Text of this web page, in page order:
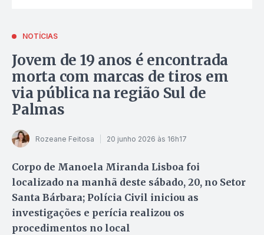
NOTÍCIAS
Jovem de 19 anos é encontrada
morta com marcas de tiros em
via pública na região Sul de
Palmas
Rozeane Feitosa 20 junho 2026 às 16h17
Corpo de Manoela Miranda Lisboa foi
localizado na manhã deste sábado, 20, no Setor
Santa Bárbara; Polícia Civil iniciou as
investigações e perícia realizou os
procedimentos no local